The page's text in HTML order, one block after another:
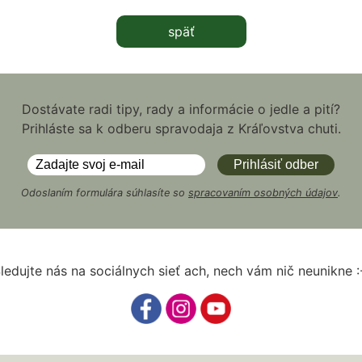
späť
Dostávate radi tipy, rady a informácie o jedle a pití?
Prihláste sa k odberu spravodaja z Kráľovstva chuti.
Odoslaním formulára súhlasíte so spracovaním osobných údajov.
nás na sociálnych sieť ach, nech vám nič neunikne